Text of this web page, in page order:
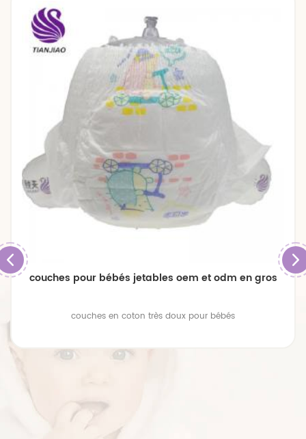
couches pour bébés jetables oem et odm en gros
couches en coton très doux pour bébés